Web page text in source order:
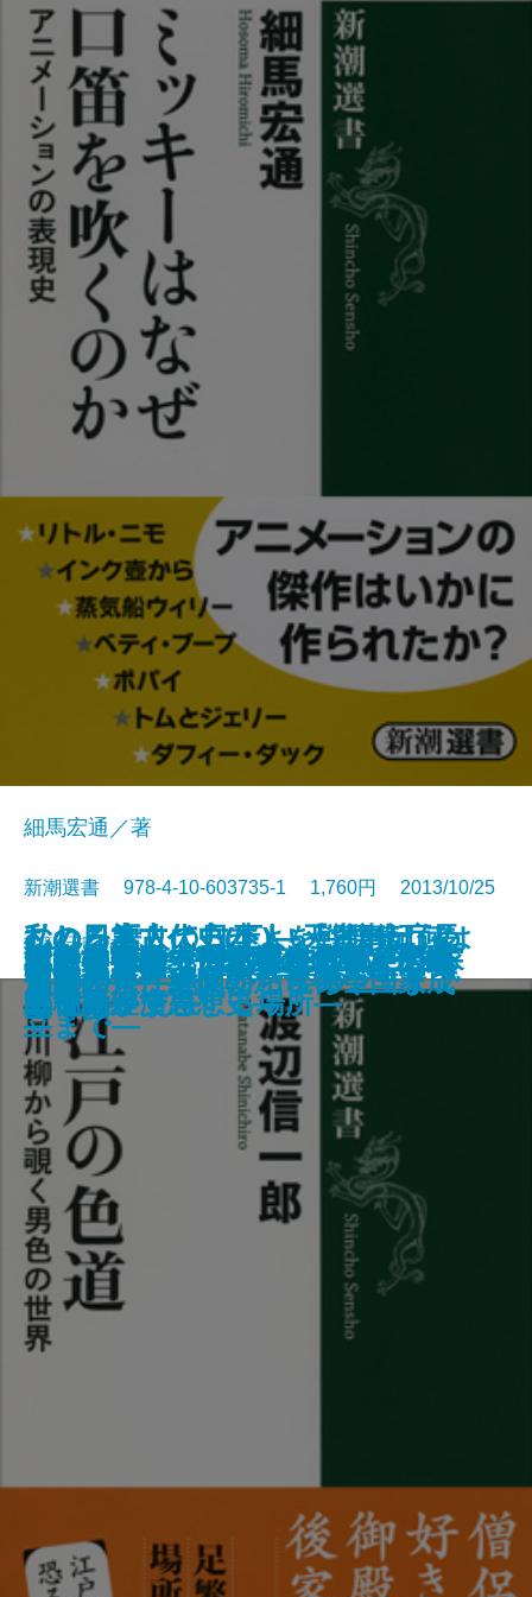
暴力的風景論
漢字世界の地平―私たちにとって
文字とは何か―
昭和天皇 「よもの海」の謎
これを語りて日本人を戦慄せしめ
よ―柳田国男が言いたかったこと
―
戦争の日本中世史―「下剋上」は
本当にあったのか―
むしろ素人の方がよい―防衛庁長
官・坂田道太が成し遂げた政策の
大転換―
天皇と葬儀―日本人の死生観―
新・幸福論―「近現代」の次に来
るもの―
座談の思想
ミッキーはなぜ口笛を吹くのか―
アニメーションの表現史―
細馬宏通／著
新潮選書 978-4-10-603735-1 1,760円 2013/10/25
書籍電子書籍あり
江戸の色道―古川柳から覗く男色
の世界―
炭素文明論―「元素の王者」が歴
史を動かす―
私たちはなぜ税金を納めるのか―
租税の経済思想史―
金融の世界史―バブルと戦争と株
式市場―
決断の条件
アメリカン・コミュニティ―国家
と個人が交差する場所―
明治神宮―「伝統」を創った大プ
ロジェクト―
皮膚感覚と人間のこころ
私の日本古代史(上)―天皇とは何
ものか――縄文から倭の五王まで
―
私の日本古代史(下)―『古事記』は
偽書か――継体朝から律令国家成
立まで―